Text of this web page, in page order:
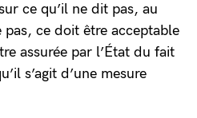
ce qu’il ne dit pas, au
pas, ce doit être acceptable
assurée par l’État du fait
s’agit d’une mesure